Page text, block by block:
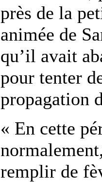
près de la
animée de
qu’il avait
pour tenter
propagation
« En cette
remplir de